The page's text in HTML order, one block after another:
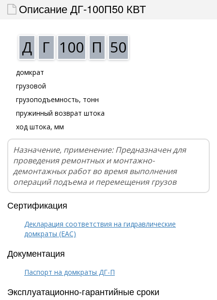
Описание ДГ-100П50 КВТ
Д Г 100 П 50
домкрат
грузовой
грузоподъемность, тонн
пружинный возврат штока
ход штока, мм
Назначение, применение: Предназначен для
проведения ремонтных и монтажно-
демонтажных работ во время выполнения
операций подъема и перемещения грузов
Сертификация
Декларация соответствия на гидравлические
домкраты (EAC)
Документация
Паспорт на домкраты ДГ-П
Эксплуатационно-гарантийные сроки